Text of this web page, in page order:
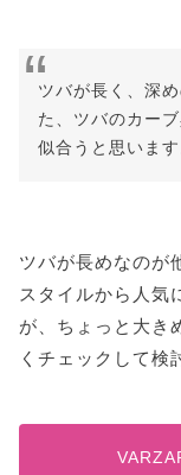
ツバが長く、深
た、ツバのカー
似合うと思いま
ツバが長めなのが
スタイルから人気
が、ちょっと大き
くチェックして検